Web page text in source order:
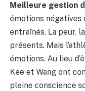
Meilleure gestion
émotions négatives
entraînés. La peur,
présents. Mais
émotions. Au lieu
Kee et Wang ont
pleine conscience